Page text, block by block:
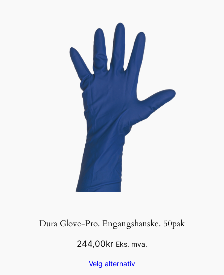
Dura Glove-Pro. Engangshanske. 50pak
244,00kr Eks. mva.
Velg alternativ